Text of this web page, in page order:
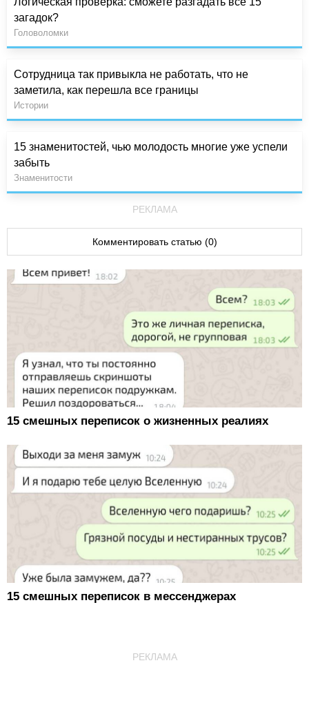
загадок?
Головоломки
Сотрудница так привыкла не работать, что не
заметила, как перешла все границы
Истории
15 знаменитостей, чью молодость многие уже успели
забыть
Знаменитости
РЕКЛАМА
Комментировать статью (0)
15 смешных переписок о жизненных реалиях
15 смешных переписок в мессенджерах
РЕКЛАМА